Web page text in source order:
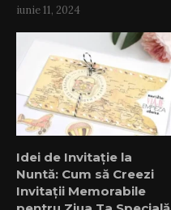
iunie 11, 2024
Idei de Invitație la
Nuntă: Cum să Creezi
Invitații Memorabile